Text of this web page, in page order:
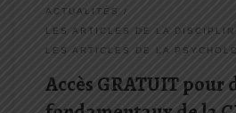
ACTUALITÉS
LES ARTICLES DE LA
LES ARTICLES DE LA
Accès GRATUIT pour